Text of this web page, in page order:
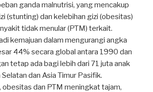
ganda malnutrisi, yang mencakup
(stunting) dan kelebihan gizi (obesitas)
tidak menular (PTM) terkait.
kemajuan dalam mengurangi angka
44% secara global antara 1990 dan
tetap ada bagi lebih dari 71 juta anak
dan Asia Timur Pasifik.
obesitas dan PTM meningkat tajam,